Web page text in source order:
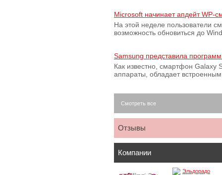
Microsoft начинает апдейт WP-
На этой неделе пользователи
возможность обновиться до
Samsung представила
Как известно, смартфон Galaxy
аппараты, обладает
Смотреть все
Отзывы
Компании